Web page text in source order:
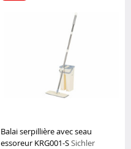
Balai serpillière avec seau
essoreur KRG001-SSichler